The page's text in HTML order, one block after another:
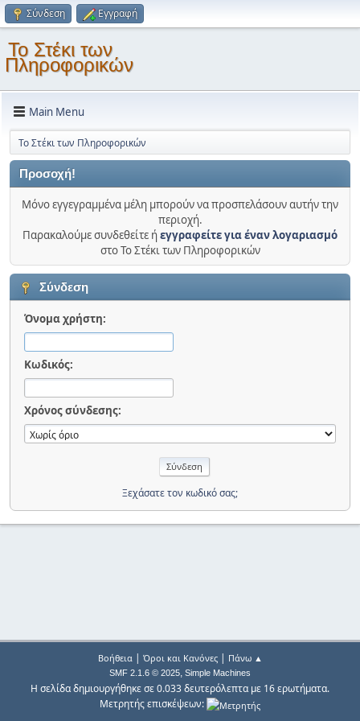
Σύνδεση Εγγραφή
Το Στέκι των
Πληροφορικών
Main Menu
Το Στέκι των Πληροφορικών
Προσοχή!
Μόνο εγγεγραμμένα μέλη μπορούν να προσπελάσουν αυτήν την
περιοχή.
Παρακαλούμε συνδεθείτε ήεγγραφείτε για έναν λογαριασμό
στο Το Στέκι των Πληροφορικών
Σύνδεση
Όνομα χρήστη:
Κωδικός:
Χρόνος σύνδεσης:
Ξεχάσατε τον κωδικό σας;
Βοήθεια| Όροι και Κανόνες| Πάνω ▲
SMF 2.1.6 © 2025, Simple Machines
Η σελίδα δημιουργήθηκε σε 0.033 δευτερόλεπτα με 16 ερωτήματα.
Μετρητής επισκέψεων: